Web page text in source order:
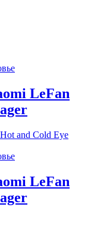
LeFan
LeFan